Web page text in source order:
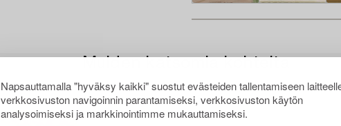
Napsauttamalla "hyväksy kaikki" suostut evästeiden tallentamiseen
verkkosivuston navigoinnin parantamiseksi, verkkosivuston käytön
analysoimiseksi ja markkinointimme mukauttamiseksi.